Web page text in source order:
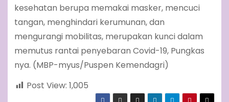
kesehatan berupa memakai masker, mencuci
tangan, menghindari kerumunan, dan
mengurangi mobilitas, merupakan kunci dalam
memutus rantai penyebaran Covid-19, Pungkas
nya. (MBP-myus/Puspen Kemendagri)
Post View: 1,005